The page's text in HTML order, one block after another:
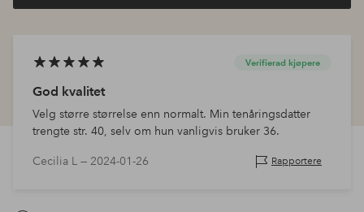
Verifierad kjøpere
God kvalitet
Velg større størrelse enn normalt. Min tenåringsdatter
trengte str. 40, selv om hun vanligvis bruker 36.
Cecilia L — 2024-01-26 Rapportere